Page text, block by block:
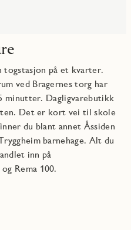
togstasjon på et kvarter.
ved Bragernes torg har
minutter. Dagligvarebutikk
Det er kort vei til skole
du blant annet Åssiden
barnehage. Alt du
inn på
Rema 100.